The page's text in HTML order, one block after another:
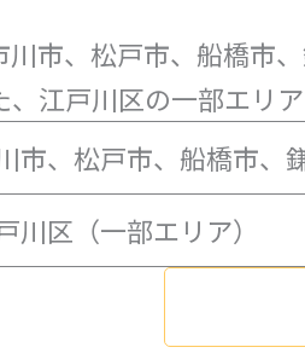
市、松戸市、船橋市
江戸川区の一部エリ
市、松戸市、船橋市、
川区（一部エリア）